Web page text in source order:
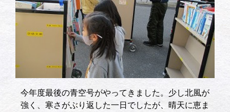
今年度最後の青空号がやってきました。少し北風が
強く、寒さがぶり返した一日でしたが、晴天に恵ま